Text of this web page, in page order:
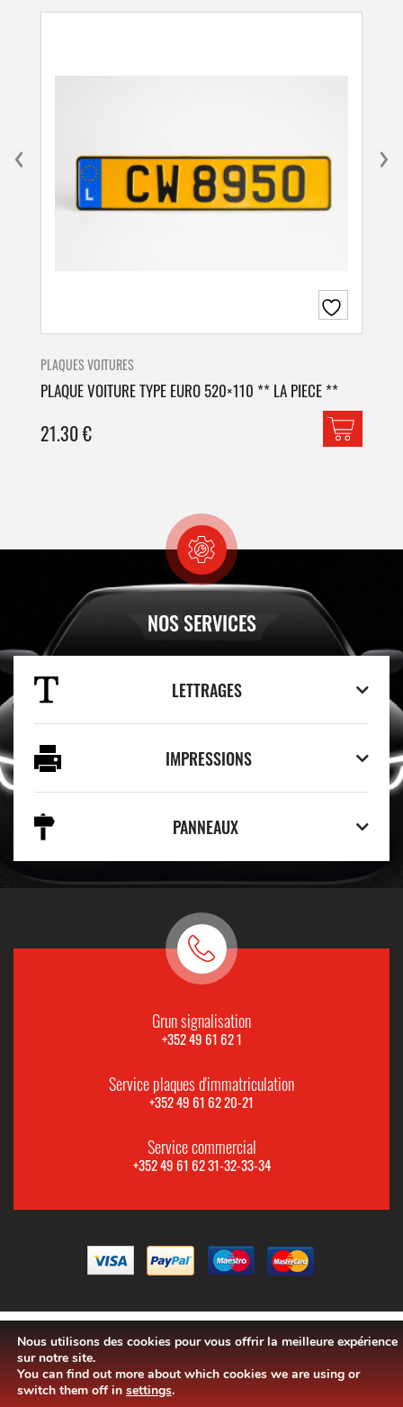
PLAQUES VOITURES
PLAQUE VOITURE TYPE EURO 520×110 ** LA PIECE **
21.30€
NOS SERVICES
LETTRAGES
IMPRESSIONS
PANNEAUX
Grun signalisation
+352 49 61 62 1
Service plaques d'immatriculation
+352 49 61 62 20-21
Service commercial
+352 49 61 62 31-32-33-34
Nous utilisons des cookies pour vous offrir la meilleure expérience
sur notre site.
You can find out more about which cookies we are using or
switch them off in settings.